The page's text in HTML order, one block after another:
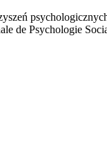
de Psychologie